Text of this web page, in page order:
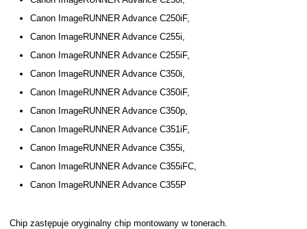
Canon ImageRUNNER Advance C250iF,
Canon ImageRUNNER Advance C255i,
Canon ImageRUNNER Advance C255iF,
Canon ImageRUNNER Advance C350i,
Canon ImageRUNNER Advance C350iF,
Canon ImageRUNNER Advance C350p,
Canon ImageRUNNER Advance C351iF,
Canon ImageRUNNER Advance C355i,
Canon ImageRUNNER Advance C355iFC,
Canon ImageRUNNER Advance C355P
Chip zastępuje oryginalny chip montowany w tonerach.